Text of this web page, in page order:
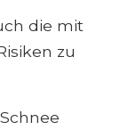
die mit
zu